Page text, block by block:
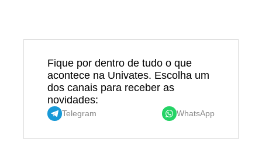
Fique por dentro de tudo o que
acontece na Univates. Escolha um
dos canais para receber as
novidades:
Telegram WhatsApp